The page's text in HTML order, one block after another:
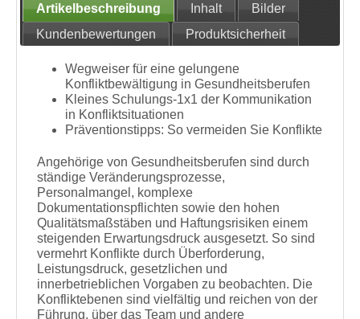
Artikelbeschreibung Inhalt
Bilder
Kundenbewertungen
Produktsicherheit
Wegweiser für eine gelungene
Konfliktbewältigung in Gesundheitsberufen
Kleines Schulungs-1x1 der Kommunikation
in Konfliktsituationen
Präventionstipps: So vermeiden Sie Konflikte
Angehörige von Gesundheitsberufen sind durch
ständige Veränderungsprozesse,
Personalmangel, komplexe
Dokumentationspflichten sowie den hohen
Qualitätsmaßstäben und Haftungsrisiken einem
steigenden Erwartungsdruck ausgesetzt. So sind
vermehrt Konflikte durch Überforderung,
Leistungsdruck, gesetzlichen und
innerbetrieblichen Vorgaben zu beobachten. Die
Konfliktebenen sind vielfältig und reichen von der
Führung, über das Team und andere